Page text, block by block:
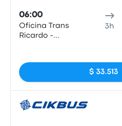
06:00
Oficina Trans
Ricardo -
3h
$ 33.513